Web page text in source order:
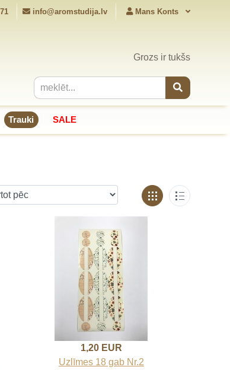
info@aromstudija.lv Mans Konts
Grozs ir tukšs
Trauki SALE
1,20 EUR
Uzlīmes 18 gab Nr.2